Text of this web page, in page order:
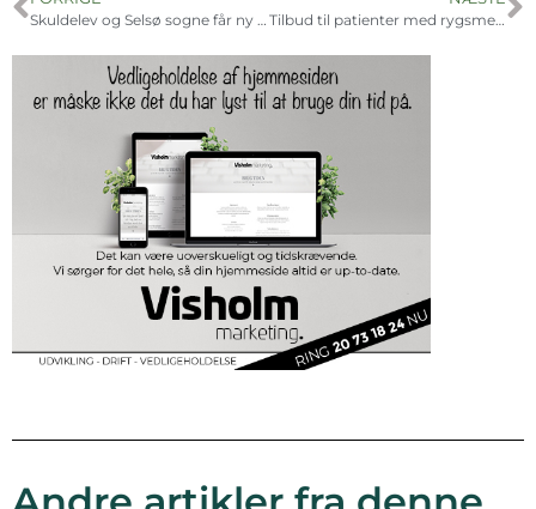
Skuldelev og Selsø sogne får ny præst
Tilbud til patienter med rygsmerter